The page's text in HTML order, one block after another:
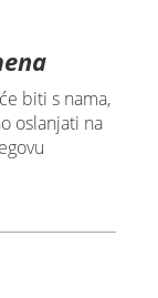
biti s nama,
oslanjati na